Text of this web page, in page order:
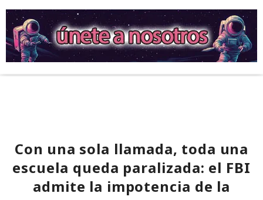
Con una sola llamada, toda una
escuela queda paralizada: el FBI
admite la impotencia de la